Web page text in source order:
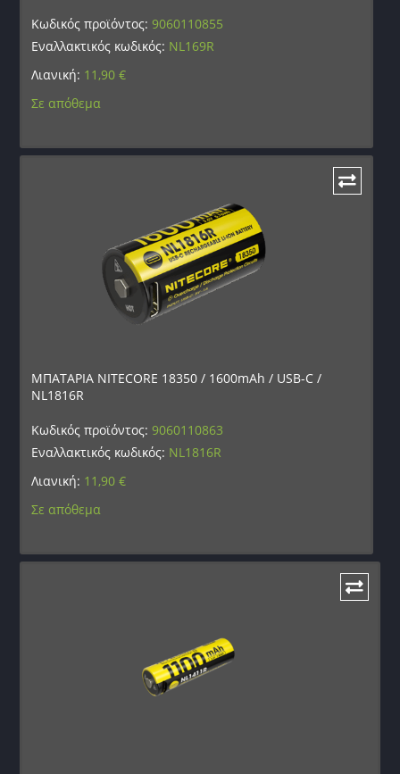
Κωδικός προϊόντος:9060110855
Εναλλακτικός κωδικός: NL169R
Λιανική: 11,90€
Σε απόθεμα
ΜΠΑΤΑΡΙΑ NITECORE 18350 / 1600mAh / USB-C /
NL1816R
Κωδικός προϊόντος:9060110863
Εναλλακτικός κωδικός: NL1816R
Λιανική: 11,90€
Σε απόθεμα